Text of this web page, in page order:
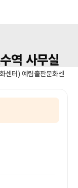
역 사무실
센터) 예림출판문화센